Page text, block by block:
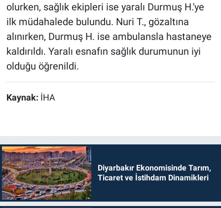
olurken, sağlık ekipleri ise yaralı Durmuş H.'ye
ilk müdahalede bulundu. Nuri T., gözaltına
alınırken, Durmuş H. ise ambulansla hastaneye
kaldırıldı. Yaralı esnafın sağlık durumunun iyi
olduğu öğrenildi.
Kaynak: İHA
Diyarbakır Ekonomisinde Tarım,
Ticaret ve İstihdam Dinamikleri